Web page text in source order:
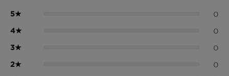
5★ 0
4★ 0
3★ 0
2★ 0